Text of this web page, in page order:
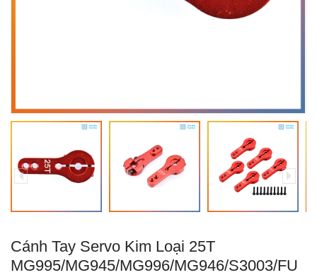
Cánh Tay Servo Kim Loại 25T
MG995/MG945/MG996/MG946/S3003/FU